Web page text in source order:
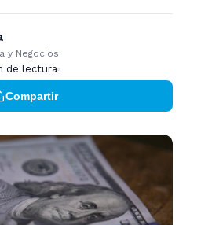
y Negocios
de lectura
Compartir